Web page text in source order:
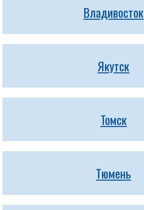
Владивосток
Якутск
Томск
Тюмень